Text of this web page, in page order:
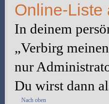
Online-Liste
In deinem
„Verbirg
nur
Du wirst dann
Nach oben